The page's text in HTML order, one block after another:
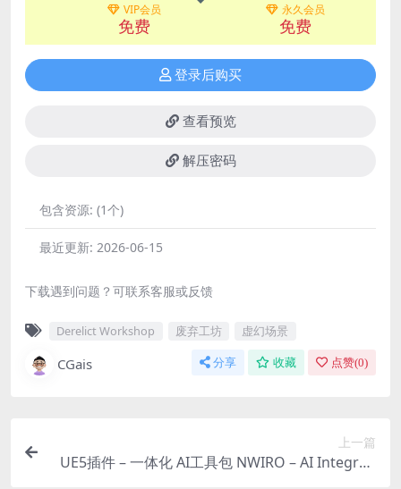
VIP会员
免费
永久会员
免费
登录后购买
查看预览
解压密码
包含资源: (1个)
最近更新: 2026-06-15
下载遇到问题？可联系客服或反馈
Derelict Workshop 废弃工坊 虚幻场景
CGais 分享 收藏 点赞(0)
上一篇
UE5插件 – 一体化 AI工具包 NWIRO – AI Integrati